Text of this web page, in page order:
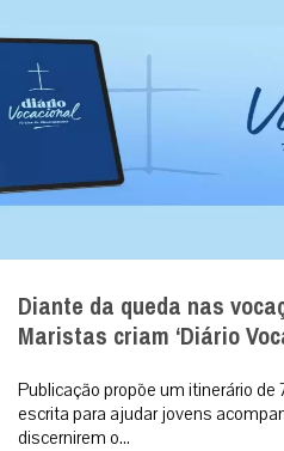
Diante da queda nas
Maristas criam ‘Diário
Publicação propõe um itinerário
escrita para ajudar jovens
discernirem o...